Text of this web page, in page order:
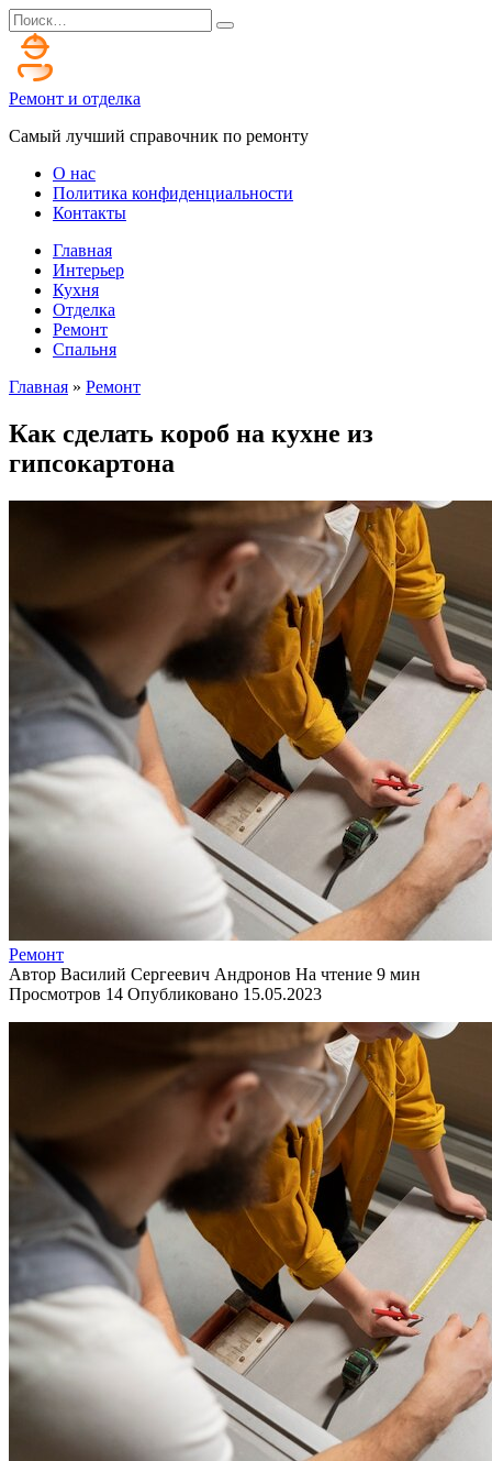
Перейти
к
содержанию
Search
for:
Ремонт и отделка
Самый лучший справочник по ремонту
О нас
Политика конфиденциальности
Контакты
Главная
Интерьер
Кухня
Отделка
Ремонт
Спальня
Главная » Ремонт
Как сделать короб на кухне из
гипсокартона
Ремонт
Автор Василий Сергеевич Андронов На чтение 9 мин
Просмотров 14 Опубликовано 15.05.2023